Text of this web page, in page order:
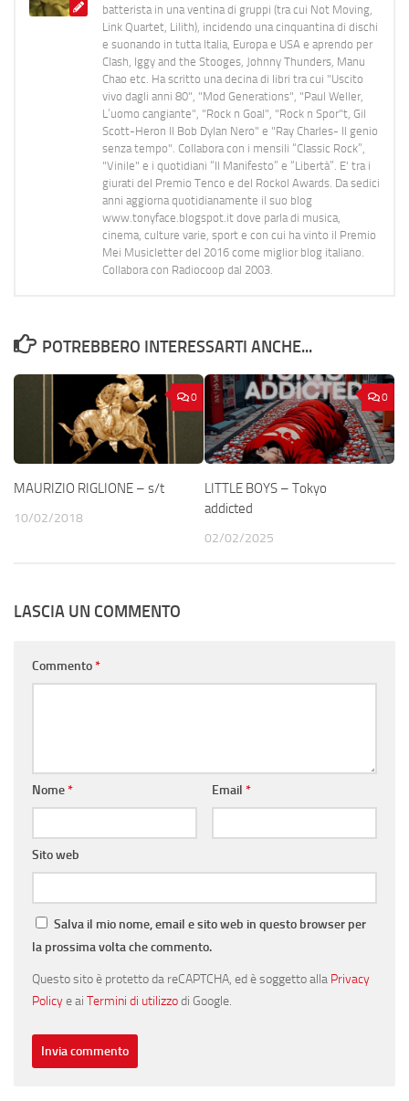
batterista in una ventina di gruppi (tra cui Not Moving,
Link Quartet, Lilith), incidendo una cinquantina di dischi
e suonando in tutta Italia, Europa e USA e aprendo per
Clash, Iggy and the Stooges, Johnny Thunders, Manu
Chao etc. Ha scritto una decina di libri tra cui "Uscito
vivo dagli anni 80", "Mod Generations", "Paul Weller,
L’uomo cangiante", "Rock n Goal", "Rock n Spor"t, Gil
Scott-Heron Il Bob Dylan Nero" e "Ray Charles- Il genio
senza tempo". Collabora con i mensili “Classic Rock”,
"Vinile" e i quotidiani “Il Manifesto” e “Libertà”. E' tra i
giurati del Premio Tenco e del Rockol Awards. Da sedici
anni aggiorna quotidianamente il suo blog
www.tonyface.blogspot.it dove parla di musica,
cinema, culture varie, sport e con cui ha vinto il Premio
Mei Musicletter del 2016 come miglior blog italiano.
Collabora con Radiocoop dal 2003.
POTREBBERO INTERESSARTI ANCHE...
0
MAURIZIO RIGLIONE – s/t
10/02/2018
0
LITTLE BOYS – Tokyo
addicted
02/02/2025
LASCIA UN COMMENTO
Commento*
Nome* Email *
Sito web
Salva il mio nome, email e sito web in questo browser per
la prossima volta che commento.
Questo sito è protetto da reCAPTCHA, ed è soggetto alla Privacy
Policye ai Termini di utilizzodi Google.